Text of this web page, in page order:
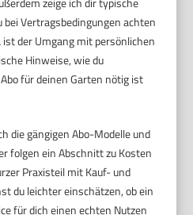
Vertragsbedingungen achten
der Umgang mit persönlichen
Hinweise, wie du
für deinen Garten nötig ist
die gängigen Abo-Modelle und
folgen ein Abschnitt zu Kosten
Praxisteil mit Kauf- und
du leichter einschätzen, ob ein
für dich einen echten Nutzen